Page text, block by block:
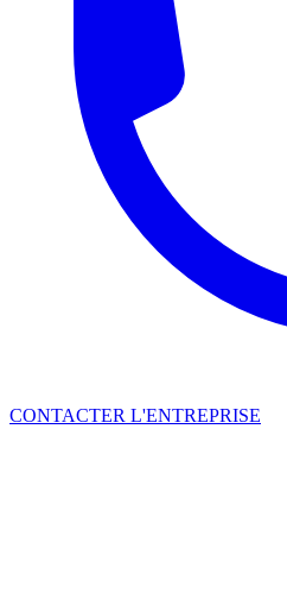
CONTACTER L'ENTREPRISE